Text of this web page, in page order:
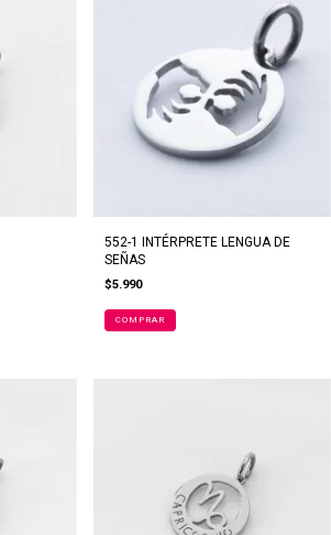
552-1 INTÉRPRETE LENGUA DE
SEÑAS
$5.990